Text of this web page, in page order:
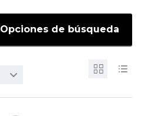
Opciones de búsqueda